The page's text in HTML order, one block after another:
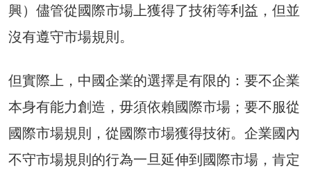
興）儘管從國際市場上獲得了技術等利益，但並
沒有遵守市場規則。
但實際上，中國企業的選擇是有限的：要不企業
本身有能力創造，毋須依賴國際市場；要不服從
國際市場規則，從國際市場獲得技術。企業國內
不守市場規則的行為一旦延伸到國際市場，肯定